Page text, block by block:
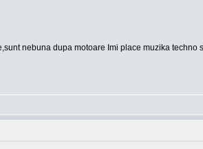
nebuna dupa motoare Imi place muzika techno